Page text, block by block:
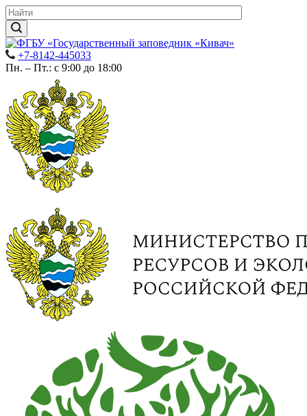
+7-8142-445033
Пн. – Пт.: с 9:00 до 18:00